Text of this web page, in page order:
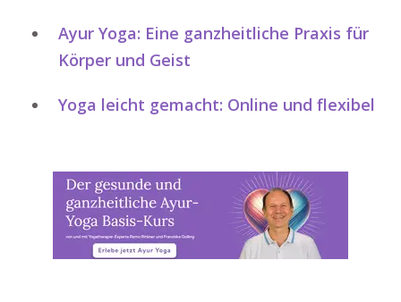
Ayur Yoga: Eine ganzheitliche Praxis für
Körper und Geist
Yoga leicht gemacht: Online und flexibel